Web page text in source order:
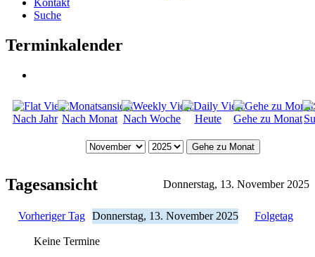
Kontakt
Suche
Terminkalender
Nach Jahr Nach Monat Nach Woche Heute Gehe zu Monat
Gehe zu Monat
Tagesansicht Donnerstag, 13. November 2025
Vorheriger Tag Donnerstag, 13. November 2025 Folgetag
Keine Termine